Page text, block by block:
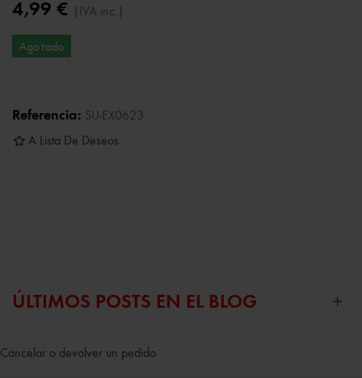
4,99 € (IVA inc.)
Agotado
Referencia: SU-EX0623
A Lista De Deseos
ÚLTIMOS POSTS EN EL BLOG
Cancelar o devolver un pedido